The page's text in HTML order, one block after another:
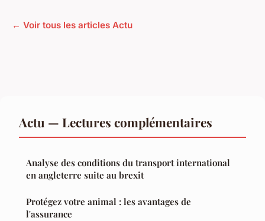
← Voir tous les articles Actu
Actu — Lectures complémentaires
Analyse des conditions du transport international
en angleterre suite au brexit
Protégez votre animal : les avantages de
l'assurance